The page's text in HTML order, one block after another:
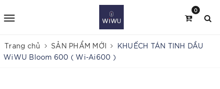
0
Trang chủ SẢN PHẨM MỚI
KHUẾCH TÁN TINH DẦU
WiWU Bloom 600 ( Wi-Ai600 )